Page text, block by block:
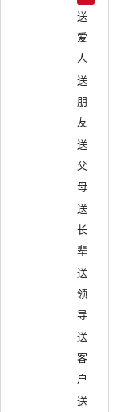
送
爱
人
送
朋
友
送
父
母
送
长
辈
送
领
导
送
客
户
送